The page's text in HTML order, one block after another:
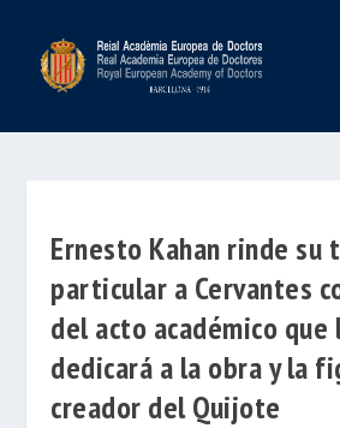
Ernesto Kahan rinde
particular a Cervantes
del acto académico que
dedicará a la obra y la
creador del Quijote